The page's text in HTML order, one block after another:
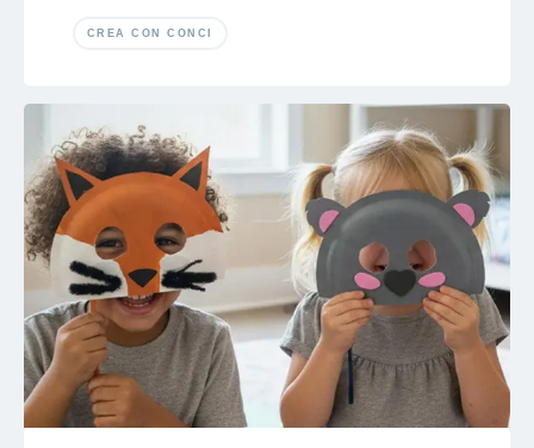
CREA CON CONCI